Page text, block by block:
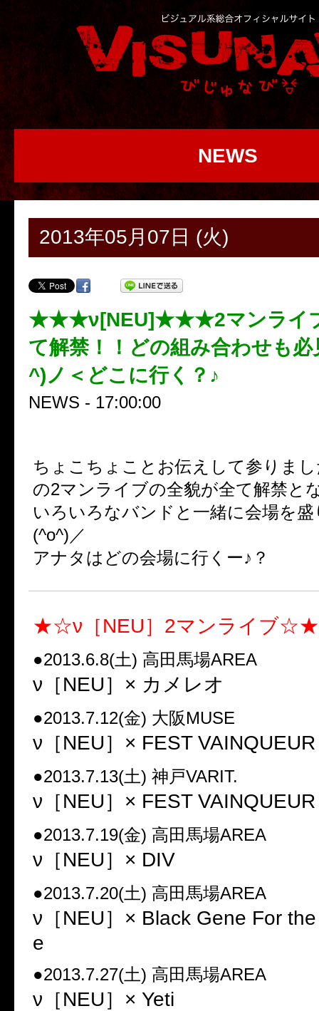
NEWS
2013年05月07日 (火)
★★★ν[NEU]★★★2マンライ
て解禁！！どの組み合わせも
^)ノ＜どこに行く？♪
NEWS - 17:00:00
ちょこちょことお伝えして参りま
の2マンライブの全貌が全て解禁と
いろいろなバンドと一緒に会場を
(^o^)／
アナタはどの会場に行くー♪？
★☆ν［NEU］2マンライブ☆★
●2013.6.8(土) 高田馬場AREA
ν［NEU］× カメレオ
●2013.7.12(金) 大阪MUSE
ν［NEU］× FEST VAINQUEUR
●2013.7.13(土) 神戸VARIT.
ν［NEU］× FEST VAINQUEUR
●2013.7.19(金) 高田馬場AREA
ν［NEU］× DIV
●2013.7.20(土) 高田馬場AREA
ν［NEU］× Black Gene For
e
●2013.7.27(土) 高田馬場AREA
ν［NEU］× Yeti